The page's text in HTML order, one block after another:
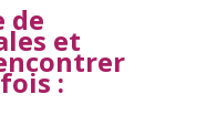
de
et
: